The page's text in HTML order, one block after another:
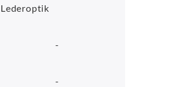
Lederoptik
-
-